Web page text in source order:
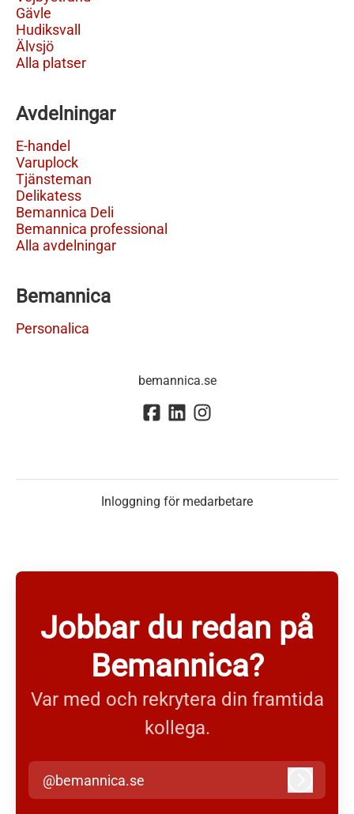
Gävle
Hudiksvall
Älvsjö
Alla platser
Avdelningar
E-handel
Varuplock
Tjänsteman
Delikatess
Bemannica Deli
Bemannica professional
Alla avdelningar
Bemannica
Personalica
bemannica.se
Inloggning för medarbetare
Jobbar du redan på
Bemannica?
Var med och rekrytera din framtida
kollega.
@bemannica.se